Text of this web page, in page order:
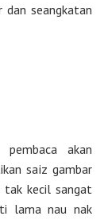
dan seangkatan
pembaca akan
saiz gambar
tak kecil sangat
lama nau nak